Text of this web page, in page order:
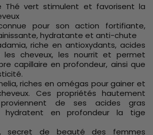
Thé vert stimulent et favorisent la
pour son action fortifiante,
hydratante et anti-chute
riche en antioxydants, acides
les cheveux, les nourrit et permet
capillaire en profondeur, ainsi que
riches en omégas pour gainer et
Ces propriétés hautement
de ses acides gras
hydratent en profondeur la tige
secret de beauté des femmes